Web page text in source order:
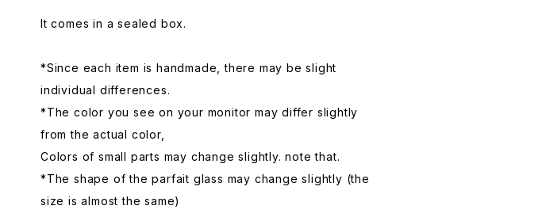
It comes in a sealed box.
*Since each item is handmade, there may be slight
individual differences.
*The color you see on your monitor may differ slightly
from the actual color,
Colors of small parts may change slightly. note that.
*The shape of the parfait glass may change slightly (the
size is almost the same)